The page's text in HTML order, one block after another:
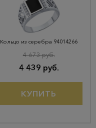
Кольцо из серебра 94014266
4 439 руб.
4 673 руб.
КУПИТЬ